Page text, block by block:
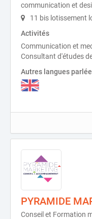
communication et
11 bis lotissement
Activités
Communication et
Consultant d'études
Autres langues
PYRAMIDE
Conseil et Formation